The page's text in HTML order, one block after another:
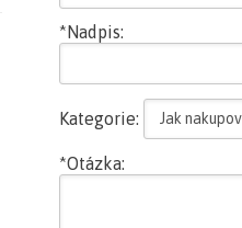
*Nadpis:
Kategorie:
*Otázka: